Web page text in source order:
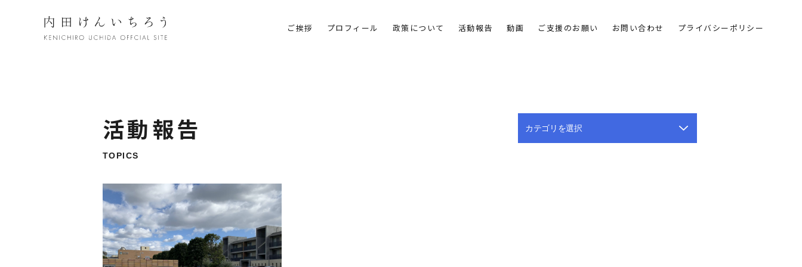
ご挨拶 プロフィール 政策について 活動報告 動画 ご支援のお願い お問い合わせ プライバシーポリシー
活動報告
TOPICS